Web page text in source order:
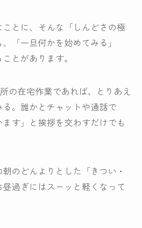
ことに、そんな「しんどさの極
「一旦何かを始めてみる」
とがあります。
の在宅作業であれば、とりあえ
。誰かとチャットや通話で
ます」と挨拶を交わすだけでも
のどんよりとした「きつい・
昼過ぎにはスーッと軽くなって